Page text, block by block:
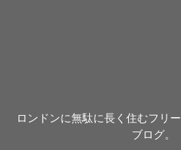
ロンドンに無駄に長く住むフリ
ブログ。